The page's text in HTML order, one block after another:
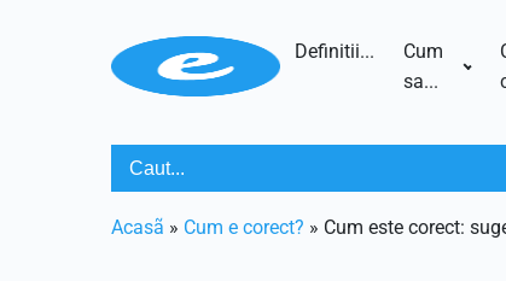
Definitii...
Cum
sa...
Acasã » Cum e corect? » Cum este corect: